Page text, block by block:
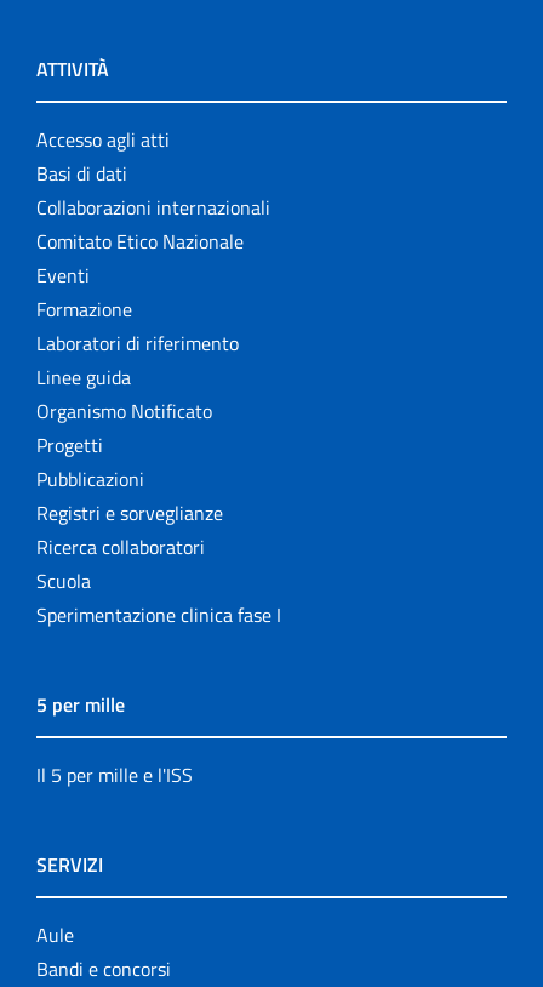
ATTIVITÀ
Accesso agli atti
Basi di dati
Collaborazioni internazionali
Comitato Etico Nazionale
Eventi
Formazione
Laboratori di riferimento
Linee guida
Organismo Notificato
Progetti
Pubblicazioni
Registri e sorveglianze
Ricerca collaboratori
Scuola
Sperimentazione clinica fase I
5 per mille
Il 5 per mille e l'ISS
SERVIZI
Aule
Bandi e concorsi